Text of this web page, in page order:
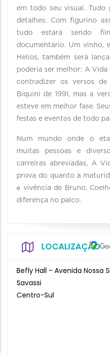
em todo seu visual. Tudo
detalhes. Com figurino
tudo estará sendo
documentário. Um vinho,
Helios, também será
poderia ser melhor: A Vida
contradizer os versos
Biquini de 1991, mas a
esteve em melhor fase.
festas e eventos de todo
Num mundo onde o
muitas pessoas e
carreiras abreviadas, A
prova do quanto a
е vivência de Bruno,
diferença no palco.
LOCALIZAÇÃO
Befly Hall - Avenida Nossa
Savassi
Centro-Sul